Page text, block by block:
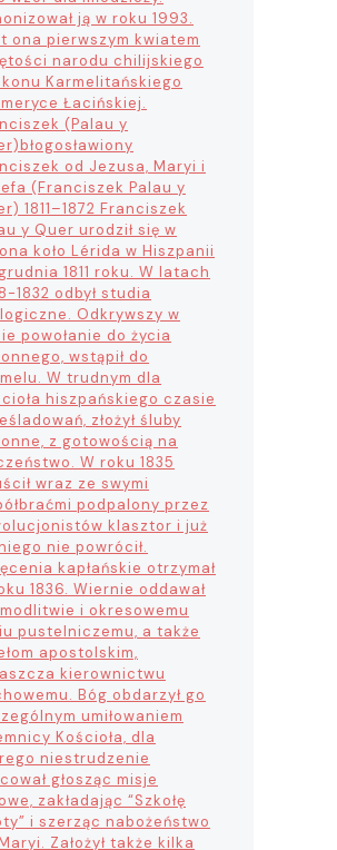
ją w roku 1993.
ona pierwszym kwiatem
narodu chilijskiego
Karmelitańskiego
Łacińskiej.
(Palau y
błogosławiony
od Jezusa, Maryi i
(Franciszek Palau y
1811–1872 Franciszek
y Quer urodził się w
koło Lérida w Hiszpanii
1811 roku. W latach
1832 odbył studia
Odkrywszy w
powołanie do życia
wstąpił do
W trudnym dla
hiszpańskiego czasie
złożył śluby
z gotowością na
W roku 1835
wraz ze swymi
podpalony przez
klasztor i już
nie powrócił.
kapłańskie otrzymał
1836. Wiernie oddawał
i okresowemu
pustelniczemu, a także
apostolskim,
kierownictwu
Bóg obdarzył go
umiłowaniem
Kościoła, dla
niestrudzenie
głosząc misje
zakładając “Szkołę
i szerząc nabożeństwo
Założył także kilka